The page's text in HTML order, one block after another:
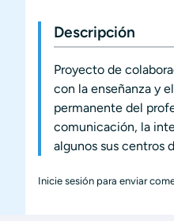
Descripción
Proyecto de
con la enseñanza y
permanente del
comunicación, la
algunos sus centros
Inicie sesión para enviar